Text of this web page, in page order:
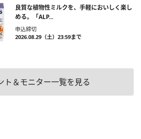
良質な植物性ミルクを、手軽においしく楽し
める。「ALP...
申込締切
2026.08.29（土）23:59まで
ト＆モニター一覧を見る